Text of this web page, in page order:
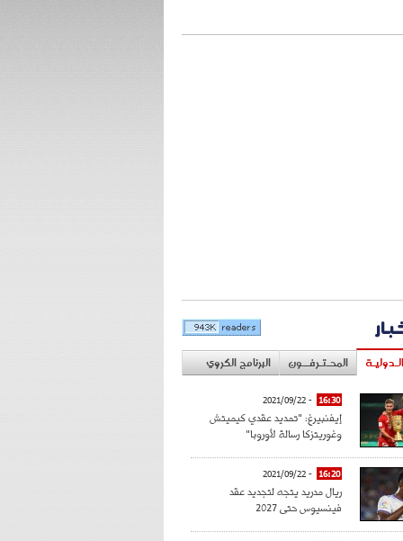
المحـتـرفــون البرنامج الكروي
16:30
- 2021/09/22
إيفنبيرغ: "تمديد عقدي كيميتش
وغوريتزكا رسالة لأوروبا"
16:20
- 2021/09/22
ريال مدريد يتجه لتجديد عقد
فينسيوس حتى 2027